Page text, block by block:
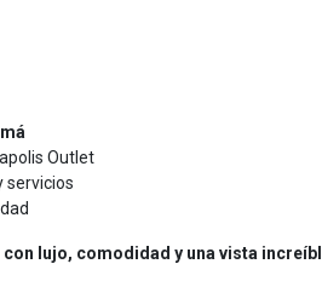
Outlet
servicios
lujo, comodidad y una vista